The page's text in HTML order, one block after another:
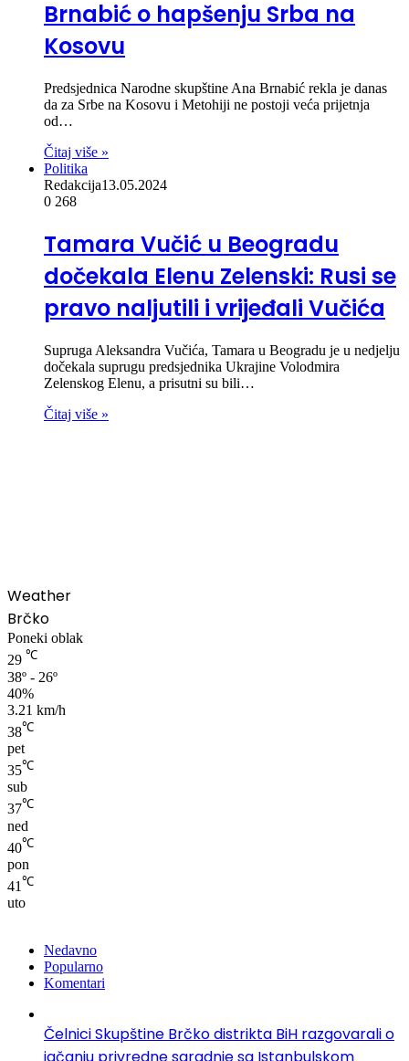
Brnabić o hapšenju Srba na
Kosovu
Predsjednica Narodne skupštine Ana Brnabić rekla je danas
da za Srbe na Kosovu i Metohiji ne postoji veća prijetnja
od…
Čitaj više »
Politika
Redakcija13.05.2024
0 268
Tamara Vučić u Beogradu
dočekala Elenu Zelenski: Rusi se
pravo naljutili i vrijeđali Vučića
Supruga Aleksandra Vučića, Tamara u Beogradu je u nedjelju
dočekala suprugu predsjednika Ukrajine Volodmira
Zelenskog Elenu, a prisutni su bili…
Čitaj više »
Weather
Brčko
Poneki oblak
29 ℃
38º - 26º
40%
3.21 km/h
38℃
pet
35℃
sub
37℃
ned
40℃
pon
41 ℃
uto
Nedavno
Popularno
Komentari
Čelnici Skupštine Brčko distrikta BiH razgovarali o